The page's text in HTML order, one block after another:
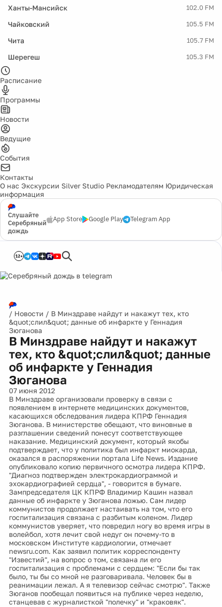
Ханты-Мансийск 102.0 FM
Чайковский 105.5 FM
Чита 105.7 FM
Шерегеш 105.3 FM
Расписание
Программы
Новости
Ведущие
События
Контакты
О нас Экскурсии Silver Studio Рекламодателям Юридическая
информация
Слушайте
Серебряный
дождь
App Store Google Play Telegram App
12+
/ Новости / В Минздраве найдут и накажут тех, кто
&quot;слил&quot; данные об инфаркте у Геннадия
Зюганова
В Минздраве найдут и накажут
тех, кто &quot;слил&quot; данные
об инфаркте у Геннадия
Зюганова
07 июня 2012
В Минздраве организовали проверку в связи с
появлением в интернете медицинских документов,
касающихся обследования лидера КПРФ Геннадия
Зюганова. В министерстве обещают, что виновные в
разглашении сведений понесут соответствующее
наказание. Медицинский документ, который якобы
подтверждает, что у политика был инфаркт миокарда,
оказался в распоряжении портала Life News. Издание
опубликовало копию первичного осмотра лидера КПРФ.
"Диагноз подтвержден электрокардиограммой и
эхокардиографией сердца", - говорится в бумаге.
Зампредседателя ЦК КПРФ Владимир Кашин назвал
данные об инфаркте у Зюганова ложью. Сам лидер
коммунистов продолжает настаивать на том, что его
госпитализация связана с разбитым коленом. Лидер
коммунистов уверяет, что повредил ногу во время игры в
волейбол, хотя лечит свой недуг он почему-то в
московском Институте кардиологии, отмечает
newsru.com. Как заявил политик корреспонденту
"Известий", на вопрос о том, связана ли его
госпитализация с проблемами с сердцем: "Если бы так
было, ты бы со мной не разговаривала. Человек бы в
реанимации лежал. А я телевизор сейчас смотрю". Также
Зюганов пообещал появиться на публике через неделю,
станцевав с журналисткой "полечку" и "краковяк".